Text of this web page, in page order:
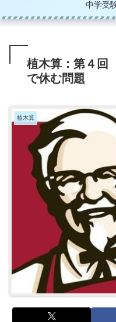
中学受
植木算：第４回
で休む問題
植木算